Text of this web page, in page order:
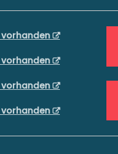
vorhanden
vorhanden
vorhanden
vorhanden